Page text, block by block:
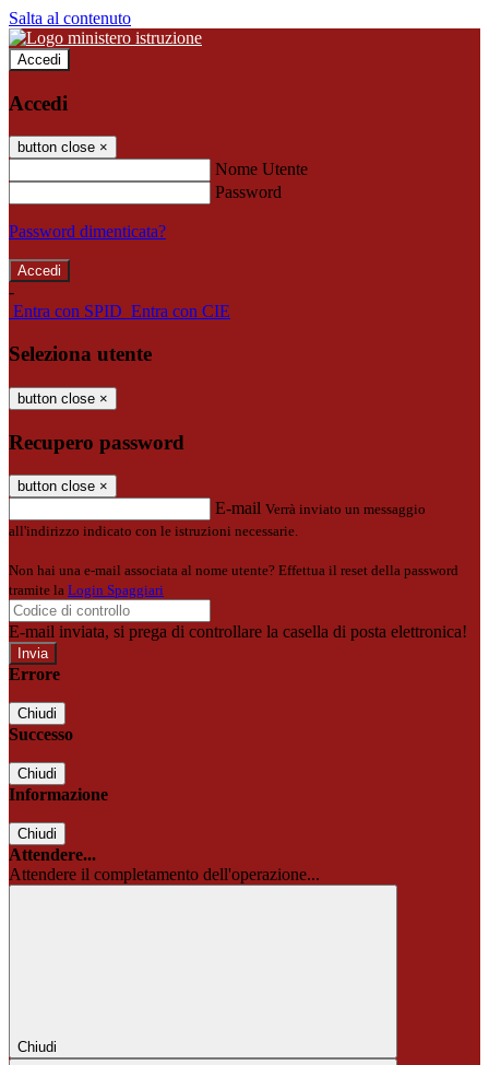
Salta al contenuto
Accedi
Accedi
button close ×
Nome Utente
Password
Password dimenticata?
-
Entra con SPID Entra con CIE
Seleziona utente
button close ×
Recupero password
button close ×
E-mail Verrà inviato un messaggio
all'indirizzo indicato con le istruzioni necessarie.
Non hai una e-mail associata al nome utente? Effettua il reset della password
tramite la Login Spaggiari
E-mail inviata, si prega di controllare la casella di posta elettronica!
Errore
Chiudi
Successo
Chiudi
Informazione
Chiudi
Attendere...
Attendere il completamento dell'operazione...
Chiudi